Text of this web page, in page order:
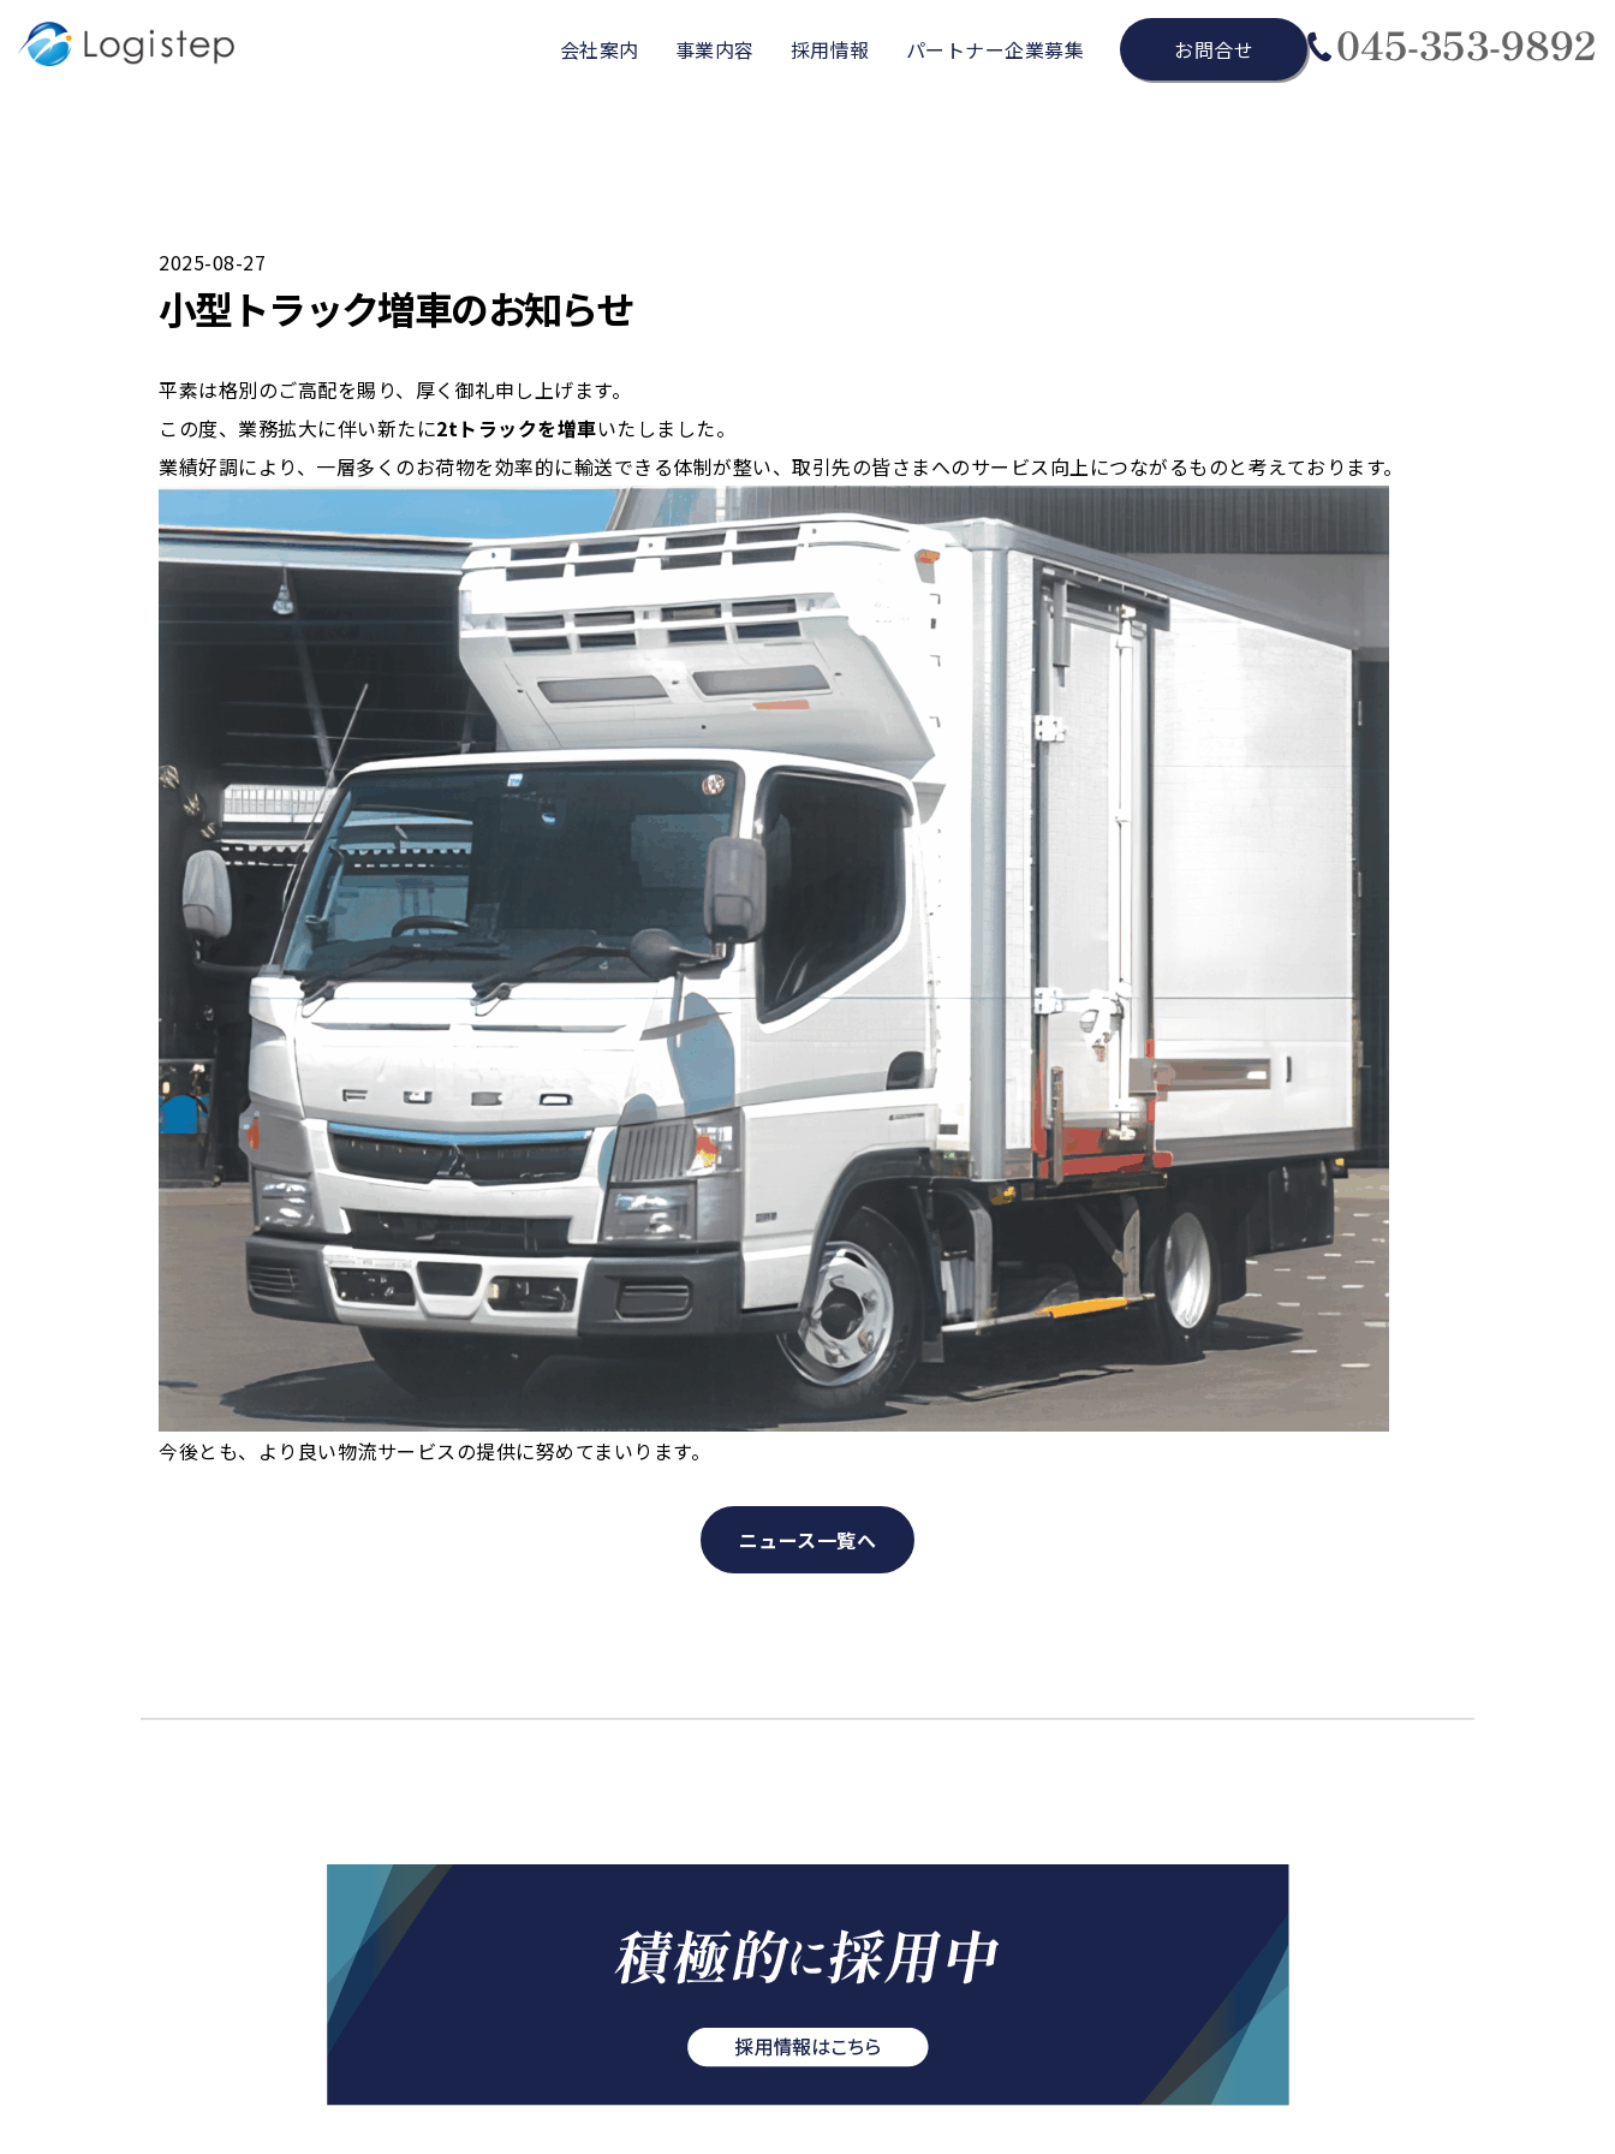
会社案内 事業内容 採用情報 パートナー企業募集 お問合せ
2025-08-27
小型トラック増車のお知らせ
平素は格別のご高配を賜り、厚く御礼申し上げます。
この度、業務拡大に伴い新たに2tトラックを増車いたしました。
業績好調により、一層多くのお荷物を効率的に輸送できる体制が整い、取引先の皆さまへのサービス向上につながるものと考えております。
今後とも、より良い物流サービスの提供に努めてまいります。
ニュース一覧へ